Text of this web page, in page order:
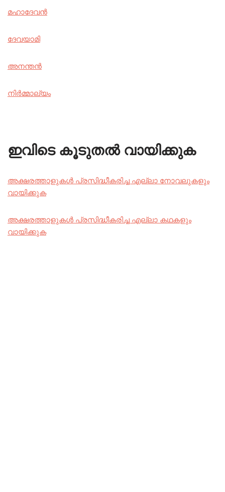
മഹാദേവൻ
ദേവയാമി
അനന്തൻ
നിർമ്മാല്യം
ഇവിടെ കൂടുതൽ വായിക്കുക
അക്ഷരത്താളുകൾ പ്രസിദ്ധീകരിച്ച എല്ലാ നോവലുകളും
വായിക്കുക
അക്ഷരത്താളുകൾ പ്രസിദ്ധീകരിച്ച എല്ലാ കഥകളും
വായിക്കുക